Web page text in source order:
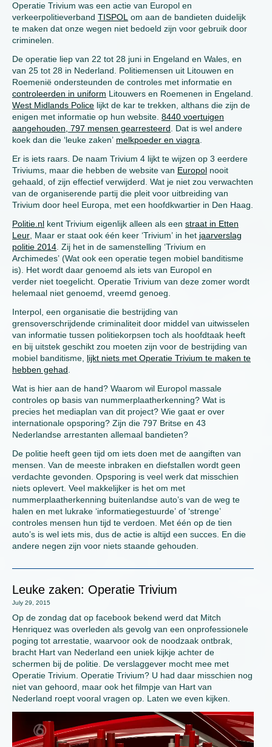
Operatie Trivium was een actie van Europol en
verkeerpolitieverband TISPOL om aan de bandieten duidelijk
te maken dat onze wegen niet bedoeld zijn voor gebruik door
criminelen.
De operatie liep van 22 tot 28 juni in Engeland en Wales, en
van 25 tot 28 in Nederland. Politiemensen uit Litouwen en
Roemenië ondersteunden de controles met informatie en
controleerden in uniform Litouwers en Roemenen in Engeland.
West Midlands Police lijkt de kar te trekken, althans die zijn de
enigen met informatie op hun website. 8440 voertuigen
aangehouden, 797 mensen gearresteerd . Dat is wel andere
koek dan die ‘leuke zaken’ melkpoeder en viagra
Er is iets raars. De naam Trivium 4 lijkt te wijzen op 3 eerdere
Triviums, maar die hebben de website van Europol nooit
gehaald, of zijn effectief verwijderd. Wat je niet zou verwachten
van de organiserende partij die pleit voor uitbreiding van
Trivium door heel Europa, met een hoofdkwartier in Den Haag.
Politie.nl kent Trivium eigenlijk alleen als een straat in Etten
Leur , Maar er staat ook één keer ‘Trivium’ in het jaarverslag
politie 2014 . Zij het in de samenstelling ‘Trivium en
Archimedes’ (Wat ook een operatie tegen mobiel banditisme
is). Het wordt daar genoemd als iets van Europol en
verder niet toegelicht. Operatie Trivium van deze zomer wordt
helemaal niet genoemd, vreemd genoeg.
Interpol, een organisatie die bestrijding van
grensoverschrijdende criminaliteit door middel van uitwisselen
van informatie tussen politiekorpsen toch als hoofdtaak heeft
en bij uitstek geschikt zou moeten zijn voor de bestrijding van
mobiel banditisme, lijkt niets met Operatie Trivium te maken te
hebben gehad
Wat is hier aan de hand? Waarom wil Europol massale
controles op basis van nummerplaatherkenning? Wat is
precies het mediaplan van dit project? Wie gaat er over
internationale opsporing? Zijn die 797 Britse en 43
Nederlandse arrestanten allemaal bandieten?
De politie heeft geen tijd om iets doen met de aangiften van
mensen. Van de meeste inbraken en diefstallen wordt geen
verdachte gevonden. Opsporing is veel werk dat misschien
niets oplevert. Veel makkelijker is het om met
nummerplaatherkenning buitenlandse auto’s van de weg te
halen en met lukrake ‘informatiegestuurde’ of ‘strenge’
controles mensen hun tijd te verdoen. Met één op de tien
auto’s is wel iets mis, dus de actie is altijd een succes. En die
andere negen zijn voor niets staande gehouden.
Leuke zaken: Operatie Trivium
July 29, 2015
Op de zondag dat op facebook bekend werd dat Mitch
Henriquez was overleden als gevolg van een onprofessionele
poging tot arrestatie, waarvoor ook de noodzaak ontbrak,
bracht Hart van Nederland een uniek kijkje achter de
schermen bij de politie. De verslaggever mocht mee met
Operatie Trivium. Operatie Trivium? U had daar misschien nog
niet van gehoord, maar ook het filmpje van Hart van
Nederland roept vooral vragen op. Laten we even kijken.
Player